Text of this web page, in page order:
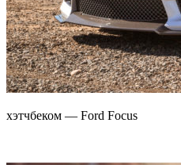
хэтчбеком — Ford Focus